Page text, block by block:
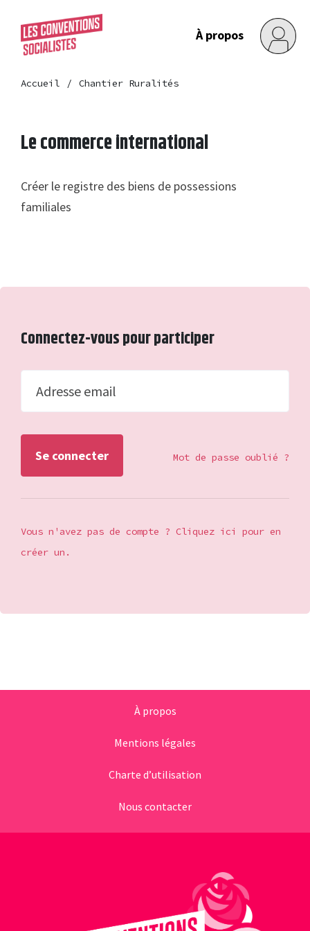
À propos
Accueil Chantier Ruralités
Le commerce international
Créer le registre des biens de possessions
familiales
Connectez-vous pour participer
Adresse email
Mot de passe oublié ?
Vous n'avez pas de compte ? Cliquez ici pour en
créer un.
À propos
Mentions légales
Charte d’utilisation
Nous contacter